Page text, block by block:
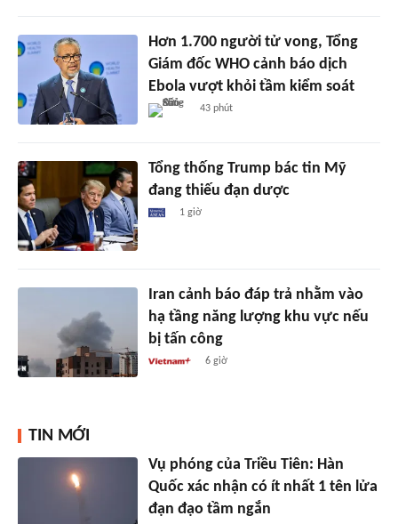
Hơn 1.700 người tử vong, Tổng
Giám đốc WHO cảnh báo dịch
Ebola vượt khỏi tầm kiểm soát
43 phút
Tổng thống Trump bác tin Mỹ
đang thiếu đạn dược
1 giờ
Iran cảnh báo đáp trả nhằm vào
hạ tầng năng lượng khu vực nếu
bị tấn công
6 giờ
TIN MỚI
Vụ phóng của Triều Tiên: Hàn
Quốc xác nhận có ít nhất 1 tên lửa
đạn đạo tầm ngắn